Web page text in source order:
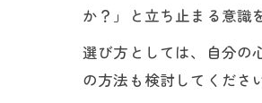
か？」と立ち止まる意識
選び方としては、自分の
の方法も検討してくださ